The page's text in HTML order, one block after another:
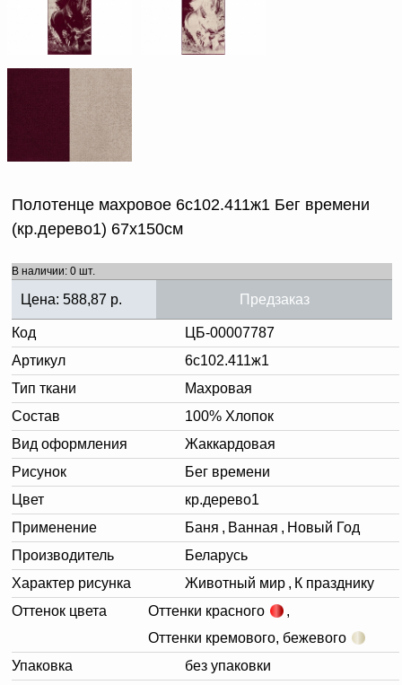
Полотенце махровое 6с102.411ж1 Бег времени
(кр.дерево1) 67х150см
В наличии: 0 шт.
Цена: 588,87 р. Предзаказ
Код
ЦБ-00007787
Артикул
6с102.411ж1
Тип ткани
Махровая
Состав
100% Хлопок
Вид оформления
Жаккардовая
Рисунок
Бег времени
Цвет
кр.дерево1
Применение
Баня , Ванная , Новый Год
Производитель
Беларусь
Характер рисунка
Животный мир , К празднику
Оттенок цвета
Оттенки красного
,
Оттенки кремового, бежевого
Упаковка
без упаковки